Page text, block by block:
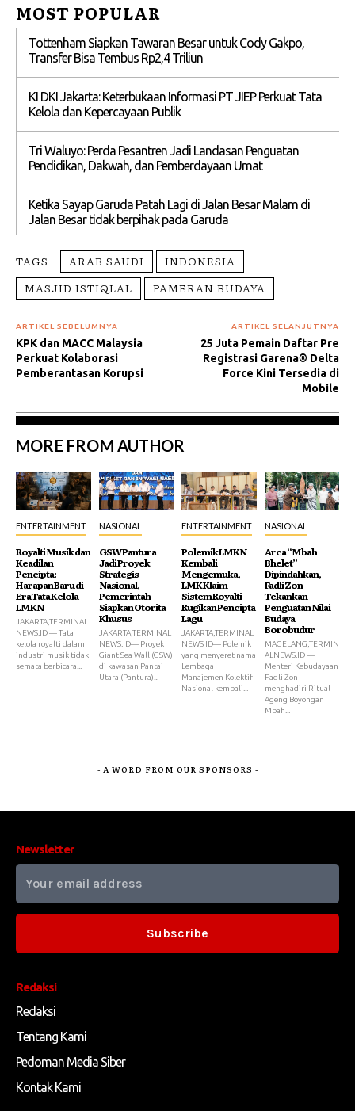
MOST POPULAR
Tottenham Siapkan Tawaran Besar untuk Cody Gakpo,
Transfer Bisa Tembus Rp2,4 Triliun
KI DKI Jakarta: Keterbukaan Informasi PT JIEP Perkuat Tata
Kelola dan Kepercayaan Publik
Tri Waluyo: Perda Pesantren Jadi Landasan Penguatan
Pendidikan, Dakwah, dan Pemberdayaan Umat
Ketika Sayap Garuda Patah Lagi di Jalan Besar Malam di
Jalan Besar tidak berpihak pada Garuda
TAGS ARAB SAUDI
INDONESIA
MASJID ISTIQLAL
PAMERAN BUDAYA
ARTIKEL SEBELUMNYA
KPK dan MACC Malaysia
Perkuat Kolaborasi
Pemberantasan Korupsi
ARTIKEL SELANJUTNYA
25 Juta Pemain Daftar Pre
Registrasi Garena® Delta
Force Kini Tersedia di
Mobile
MORE FROM AUTHOR
ENTERTAINMENT
Royalti Musik dan
Keadilan
Pencipta:
Harapan Baru di
Era Tata Kelola
LMKN
JAKARTA,TERMINAL
NEWS.ID — Tata
kelola royalti dalam
industri musik tidak
semata berbicara...
NASIONAL
GSW Pantura
Jadi Proyek
Strategis
Nasional,
Pemerintah
Siapkan Otorita
Khusus
JAKARTA,TERMINAL
NEWS.ID— Proyek
Giant Sea Wall (GSW)
di kawasan Pantai
Utara (Pantura)...
ENTERTAINMENT
Polemik LMKN
Kembali
Mengemuka,
LMK Klaim
Sistem Royalti
Rugikan Pencipta
Lagu
JAKARTA,TERMINAL
NEWS ID— Polemik
yang menyeret nama
Lembaga
Manajemen Kolektif
Nasional kembali...
NASIONAL
Arca “Mbah
Bhelet”
Dipindahkan,
Fadli Zon
Tekankan
Penguatan Nilai
Budaya
Borobudur
MAGELANG,TERMIN
ALNEWS.ID —
Menteri Kebudayaan
Fadli Zon
menghadiri Ritual
Ageng Boyongan
Mbah...
- A WORD FROM OUR SPONSORS -
Redaksi
Redaksi
Tentang Kami
Pedoman Media Siber
Kontak Kami
Newsletter
Subscribe